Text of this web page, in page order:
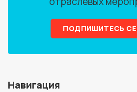
ПОДПИШИТЕСЬ
Навигация